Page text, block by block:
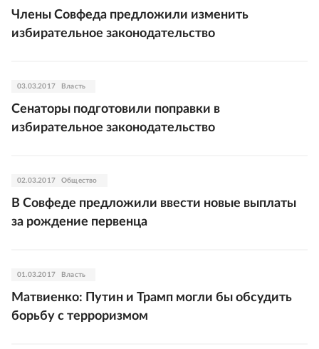
Члены Совфеда предложили изменить
избирательное законодательство
03.03.2017 Власть
Сенаторы подготовили поправки в
избирательное законодательство
02.03.2017 Общество
В Совфеде предложили ввести новые выплаты
за рождение первенца
01.03.2017 Власть
Матвиенко: Путин и Трамп могли бы обсудить
борьбу с терроризмом